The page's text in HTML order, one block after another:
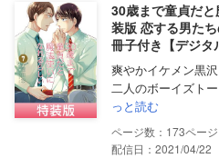
30歳まで童貞だ
装版 恋する男た
冊子付き【デジタ
爽やかイケメン黒
二人のボーイズト
っと読む
173
配信日：2021/04/22